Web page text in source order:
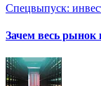
Спецвыпуск:
Зачем весь